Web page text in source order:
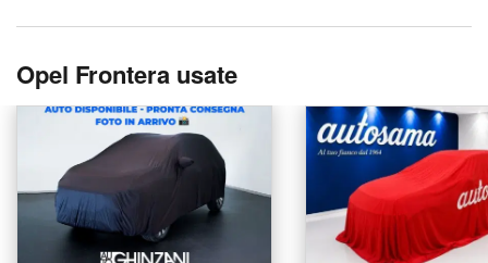
Opel Frontera usate